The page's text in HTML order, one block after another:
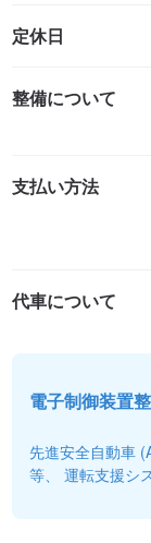
定休日
整備について
支払い方法
代車について
電子制御装置
先進安全自動車
等、 運転支援シ